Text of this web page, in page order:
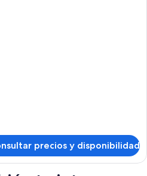
precios y disponibilidad